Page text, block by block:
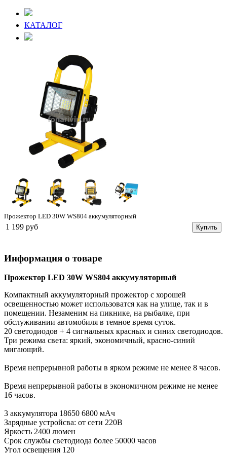
КАТАЛОГ
Прожектор LED 30W WS804 аккумуляторный
1 199 руб Купить
Информация о товаре
Прожектор LED 30W WS804 аккумуляторный
Компактный аккумуляторный прожектор с хорошей
освещенностью может использоватся как на улице, так и в
помещении. Незаменим на пикнике, на рыбалке, при
обслуживании автомобиля в темное время суток.
20 светодиодов + 4 сигнальных красных и синих светодиодов.
Три режима света: яркий, экономичный, красно-синий
мигающий.
Время непрерывной работы в ярком режиме не менее 8 часов.
Время непрерывной работы в экономичном режиме не менее
16 часов.
3 аккумулятора 18650 6800 мАч
Зарядные устройсва: от сети 220В
Яркость 2400 люмен
Срок службы светодиода более 50000 часов
Угол освещения 120